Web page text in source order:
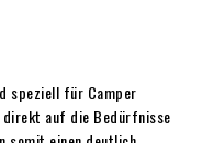
speziell für Camper
direkt auf die Bedürfnisse